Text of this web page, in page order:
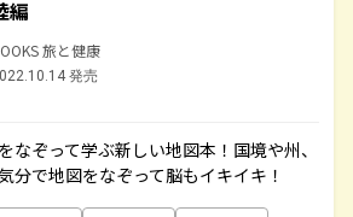
編
旅と健康
発売
なぞって学ぶ新しい地図本！国境や州、
分で地図をなぞって脳もイキイキ！